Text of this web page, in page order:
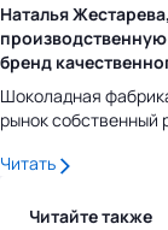
Наталья
бренд
Шоколадная
рынок собственный
Читать
Читайте также